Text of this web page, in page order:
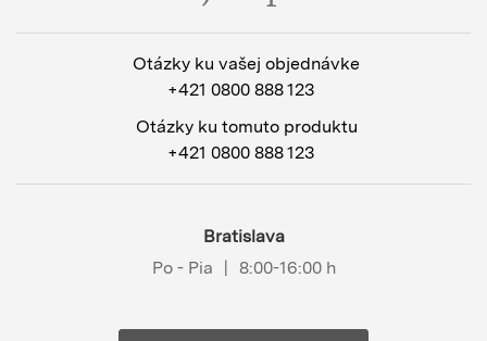
Otázky ku vašej objednávke
+421 0800 888 123
Otázky ku tomuto produktu
+421 0800 888 123
Bratislava
Po - Pia
| 8:00-16:00 h